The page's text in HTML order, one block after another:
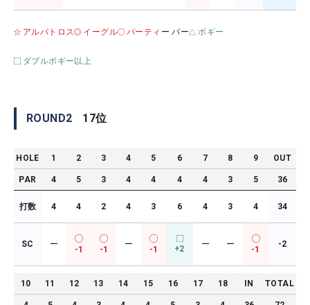
アルバトロス イーグル バーティ ー パー ボギー
ダブルボギー以上
ROUND2 17位
HOLE 1 2 3 4 5 6 7 8 9 OUT
PAR 4 5 3 4 4 4 4 3 5 36
打数 4 4 2 4 3 6 4 3 4 34
SC ー
-1 -1
ー
-1 +2 ー ー
-1
-2
10 11 12 13 14 15 16 17 18 IN TOTAL